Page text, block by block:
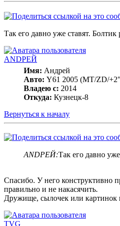
Так его давно уже ставят. Болтик
ANDРЕЙ
Имя: Андрей
Авто: Y61 2005 (МT/ZD/
Владею с: 2014
Откуда: Кузнецк-8
Вернуться к началу
ANDРЕЙ:Так его давно
Спасибо. У него конструктивно
правильно и не накасячить.
Дружище, сылочек или картинок
TVG